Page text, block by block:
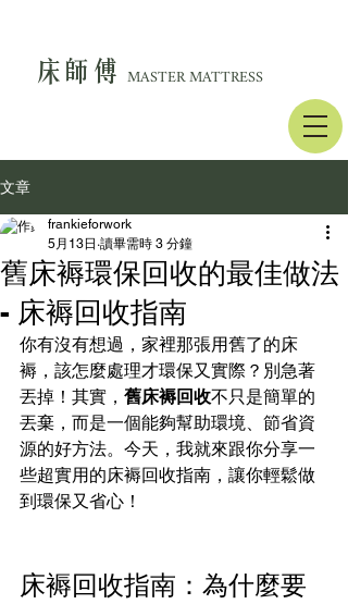
床師傅 MASTER MATTRESS
文章
舊床褥環保回收的最佳做法
- 床褥回收指南
frankieforwork
5月13日 讀畢需時 3 分鐘
你有沒有想過，家裡那張用舊了的床
褥，該怎麼處理才環保又實際？別急著
丟掉！其實， 舊床褥回收不只是簡單的
丟棄，而是一個能夠幫助環境、節省資
源的好方法。今天，我就來跟你分享一
些超實用的床褥回收指南，讓你輕鬆做
到環保又省心！
床褥回收指南：為什麼要